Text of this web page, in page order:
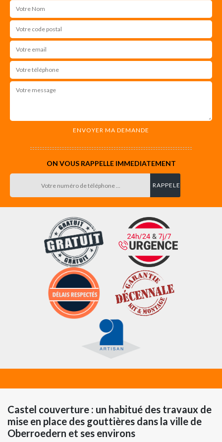
ON VOUS RAPPELLE IMMEDIATEMENT
Castel couverture : un habitué des travaux de
mise en place des gouttières dans la ville de
Oberroedern et ses environs